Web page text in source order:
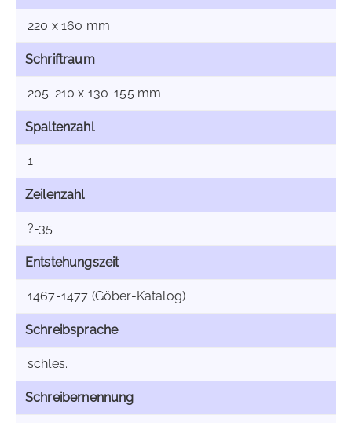
220 x 160 mm
Schriftraum
205-210 x 130-155 mm
Spaltenzahl
1
Zeilenzahl
?-35
Entstehungszeit
1467-1477 (Göber-Katalog)
Schreibsprache
schles.
Schreibernennung